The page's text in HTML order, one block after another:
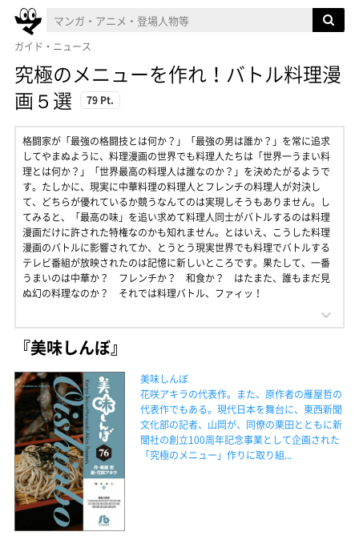
ガイド・ニュース
究極のメニューを作れ！バトル料理漫
画５選
79 Pt.
格闘家が「最強の格闘技とは何か？」「最強の男は誰か？」を常に追求
してやまぬように、料理漫画の世界でも料理人たちは「世界一うまい料
理とは何か？」「世界最高の料理人は誰なのか？」を決めたがるようで
す。たしかに、現実に中華料理の料理人とフレンチの料理人が対決し
て、どちらが優れているか競うなんてのは実現しそうもありません。し
てみると、「最高の味」を追い求めて料理人同士がバトルするのは料理
漫画だけに許された特権なのかも知れません。とはいえ、こうした料理
漫画のバトルに影響されてか、とうとう現実世界でも料理でバトルする
テレビ番組が放映されたのは記憶に新しいところです。果たして、一番
うまいのは中華か？ フレンチか？ 和食か？ はたまた、誰もまだ見
ぬ幻の料理なのか？ それでは料理バトル、ファィッ！
『美味しんぼ』
美味しんぼ
花咲アキラの代表作。また、原作者の雁屋哲の
代表作でもある。現代日本を舞台に、東西新聞
文化部の記者、山岡が、同僚の栗田とともに新
聞社の創立100周年記念事業として企画された
「究極のメニュー」作りに取り組...